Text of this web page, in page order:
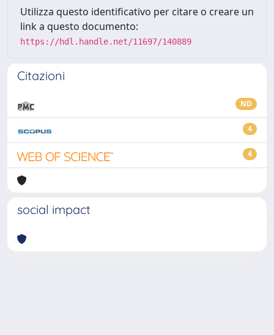
Utilizza questo identificativo per citare o creare un
link a questo documento:
https://hdl.handle.net/11697/140889
Citazioni
ND
4
4
social impact